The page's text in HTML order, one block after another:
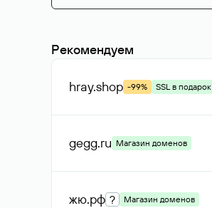
Рекомендуем
hray.shop -99% SSL в подарок
gegg.ru Магазин доменов
жю.рф ? Магазин доменов